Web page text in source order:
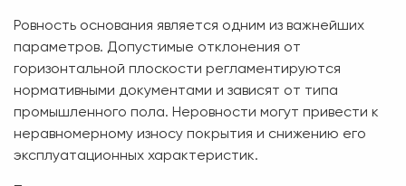
Ровность основания является одним из важнейших
параметров. Допустимые отклонения от
горизонтальной плоскости регламентируются
нормативными документами и зависят от типа
промышленного пола. Неровности могут привести к
неравномерному износу покрытия и снижению его
эксплуатационных характеристик.